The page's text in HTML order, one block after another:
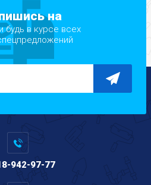
на
будь в курсе всех
942-97-77